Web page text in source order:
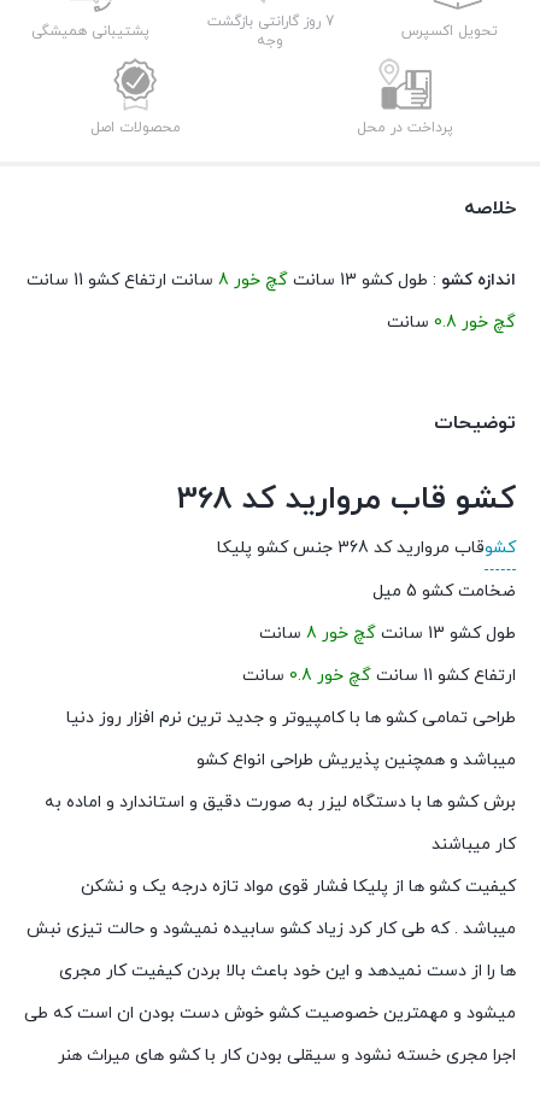
تحویل اکسپرس
7 روز گارانتی بازگشت
وجه
پشتیبانی همیشگی
پرداخت در محل محصولات اصل
خلاصه
اندازه کشو : طول کشو 13 سانت گچ خور 8
سانت ارتفاع کشو 11 سانت
گچ خور 0.8
سانت
توضیحات
کشو قاب مروارید کد 368
کشوقاب مروارید کد 368 جنس کشو پلیکا
ضخامت کشو 5 میل
طول کشو 13 سانت
گچ خور 8
سانت
ارتفاع کشو 11 سانت
گچ خور 0.8
سانت
طراحی تمامی کشو ها با کامپیوتر و جدید ترین نرم افزار روز دنیا
میباشد و همچنین پذیریش طراحی انواع کشو
برش کشو ها با دستگاه لیزر به صورت دقیق و استاندارد و اماده به
کار میباشند
کیفیت کشو ها از پلیکا فشار قوی مواد تازه درجه یک و نشکن
میباشد . که طی کار کرد زیاد کشو سابیده نمیشود و حالت تیزی نبش
ها را از دست نمیدهد و این خود باعث بالا بردن کیفیت کار مجری
میشود و مهمترین خصوصیت کشو خوش دست بودن ان است که طی
اجرا مجری خسته نشود و سیقلی بودن کار با کشو های میراث هنر